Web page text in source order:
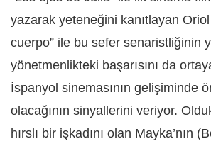
yazarak yeteneğini kanıtlayan
cuerpo” ile bu sefer senaristliğinin
yönetmenlikteki başarısını da
İspanyol sinemasının gelişiminde
olacağının sinyallerini veriyor.
hırslı bir işkadını olan Mayka’nın